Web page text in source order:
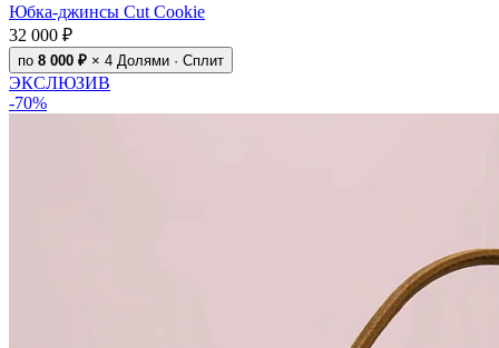
Юбка-джинсы Cut Cookie
32 000 ₽
по 8 000 ₽ × 4 Долями · Сплит
ЭКСЛЮЗИВ
-70%